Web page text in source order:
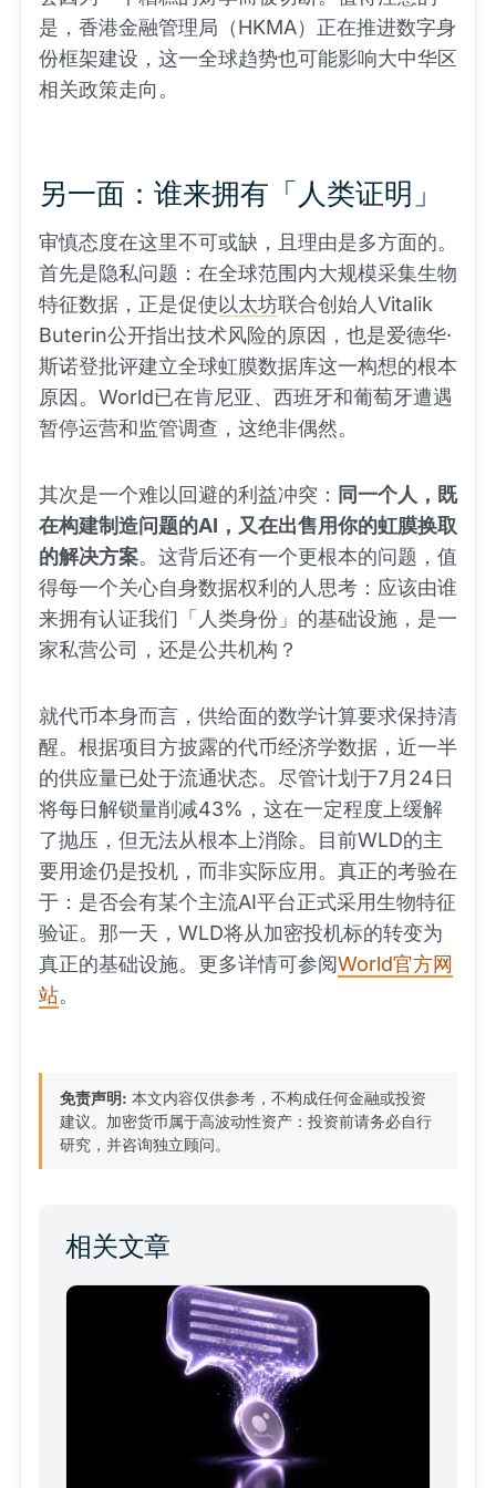
是，香港金融管理局（HKMA）正在推进数字身
份框架建设，这一全球趋势也可能影响大中华区
相关政策走向。
另一面：谁来拥有「人类证明」
审慎态度在这里不可或缺，且理由是多方面的。
首先是隐私问题：在全球范围内大规模采集生物
特征数据，正是促使以太坊联合创始人Vitalik
Buterin公开指出技术风险的原因，也是爱德华·
斯诺登批评建立全球虹膜数据库这一构想的根本
原因。World已在肯尼亚、西班牙和葡萄牙遭遇
暂停运营和监管调查，这绝非偶然。
其次是一个难以回避的利益冲突： 同一个人，既
在构建制造问题的AI，又在出售用你的虹膜换取
的解决方案。这背后还有一个更根本的问题，值
得每一个关心自身数据权利的人思考：应该由谁
来拥有认证我们「人类身份」的基础设施，是一
家私营公司，还是公共机构？
就代币本身而言，供给面的数学计算要求保持清
醒。根据项目方披露的代币经济学数据，近一半
的供应量已处于流通状态。尽管计划于7月24日
将每日解锁量削减43%，这在一定程度上缓解
了抛压，但无法从根本上消除。目前WLD的主
要用途仍是投机，而非实际应用。真正的考验在
于：是否会有某个主流AI平台正式采用生物特征
验证。那一天，WLD将从加密投机标的转变为
真正的基础设施。更多详情可参阅World官方网
站。
免责声明: 本文内容仅供参考，不构成任何金融或投资
建议。加密货币属于高波动性资产：投资前请务必自行
研究，并咨询独立顾问。
相关文章